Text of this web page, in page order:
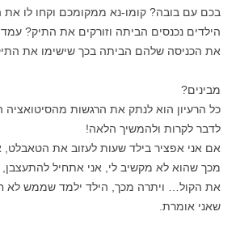
בכם עם בובה? קומו-נא ממקומכם וקחו לו
הילדים נכנסים הביתה וזורקים את התיק?
את הכניסה שלהם הביתה בכך שישימו את
מבינים?
כל הרעיון הוא לנתק את הרגשות מהסיטואציה
לדבר לקרות ולהמשיך הלאה!
אם אני אפציר בילד שעות לעזוב את הטאבלט,
מכך שהוא לא מקשיב לי, אני אתחיל להתעצבן,
את הקול… ויתרה מכך, הילד ילמד שממש לא
שאני אומרת.